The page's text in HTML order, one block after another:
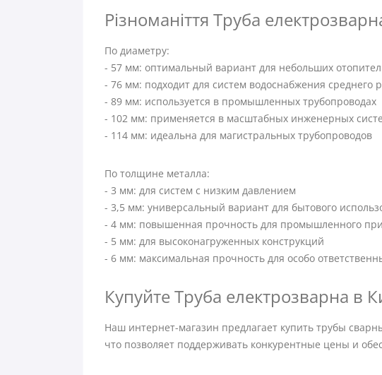
Різноманіття Труба
По диаметру:
- 57 мм: оптимальный вариант для небольших
- 76 мм: подходит для систем водоснабжения среднего
- 89 мм: используется в промышленных трубопроводах
- 102 мм: применяется в масштабных инженерных
- 114 мм: идеальна для магистральных трубопроводов
По толщине металла:
- 3 мм: для систем с низким давлением
- 3,5 мм: универсальный вариант для бытового
- 4 мм: повышенная прочность для промышленного
- 5 мм: для высоконагруженных конструкций
- 6 мм: максимальная прочность для особо
Купуйте Труба електрозварна в
Наш интернет-магазин предлагает купить трубы
что позволяет поддерживать конкурентные цены и